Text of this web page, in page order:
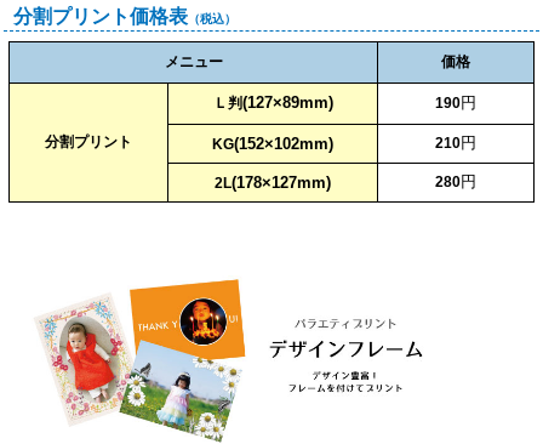
分割プリント価格表 （税込）
メニュー 価格
分割プリント
Ｌ判(127×89mm) 190円
KG(152×102mm) 210円
2L(178×127mm) 280円